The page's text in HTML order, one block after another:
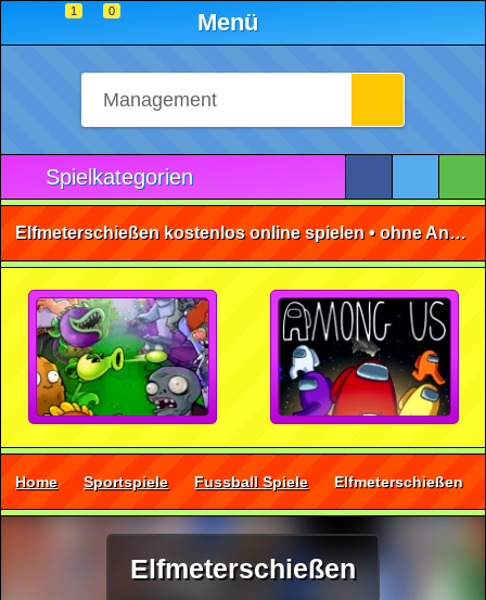
1 0 Menü
Spielkategorien
Elfmeterschießen kostenlos online spielen • ohne Anmeldung 🕹️
Home Sportspiele Fussball Spiele Elfmeterschießen
Elfmeterschießen